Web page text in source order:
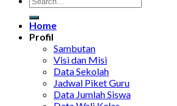
Home
Profil
Sambutan
Visi dan Misi
Data Sekolah
Jadwal Piket Guru
Data Jumlah Siswa